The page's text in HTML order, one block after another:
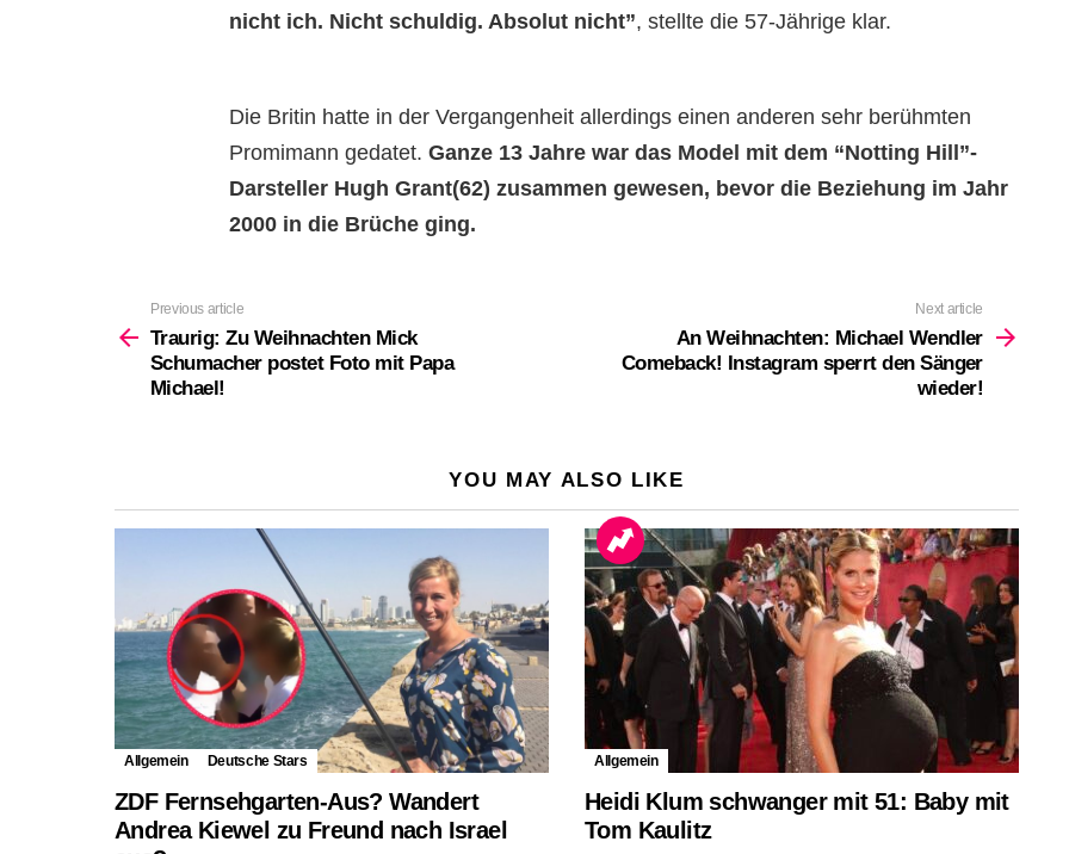
nicht ich. Nicht schuldig. Absolut nicht”, stellte die 57-Jährige klar.
Die Britin hatte in der Vergangenheit allerdings einen anderen sehr berühmten
Promimann gedatet. Ganze 13 Jahre war das Model mit dem “Notting Hill”-
Darsteller Hugh Grant(62) zusammen gewesen, bevor die Beziehung im Jahr
2000 in die Brüche ging.
more
Previous article
Traurig: Zu Weihnachten Mick
Schumacher postet Foto mit Papa
Michael!
Next article
An Weihnachten: Michael Wendler
Comeback! Instagram sperrt den Sänger
wieder!
YOU MAY ALSO LIKE
Allgemein Deutsche Stars
ZDF Fernsehgarten-Aus? Wandert
Andrea Kiewel zu Freund nach Israel
Allgemein
Heidi Klum schwanger mit 51: Baby mit
Tom Kaulitz